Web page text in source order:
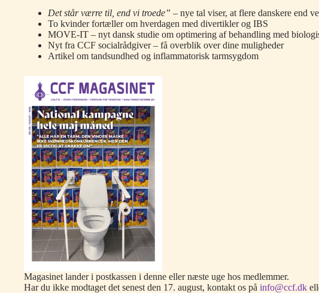
Det står værre til, end vi troede” – nye tal viser, at flere danskere end
To kvinder fortæller om hverdagen med divertikler og IBS
MOVE-IT – nyt dansk studie om optimering af behandling med
Nyt fra CCF socialrådgiver – få overblik over dine muligheder
Artikel om tandsundhed og inflammatorisk tarmsygdom
Magasinet lander i postkassen i denne eller næste uge hos medlemmer.
Har du ikke modtaget det senest den 17. august, kontakt os på info@ccf.dk